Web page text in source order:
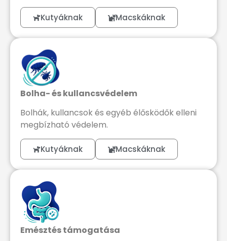
Kutyáknak Macskáknak
Bolha- és kullancsvédelem
Bolhák, kullancsok és egyéb élősködők elleni
megbízható védelem.
Kutyáknak Macskáknak
Emésztés támogatása